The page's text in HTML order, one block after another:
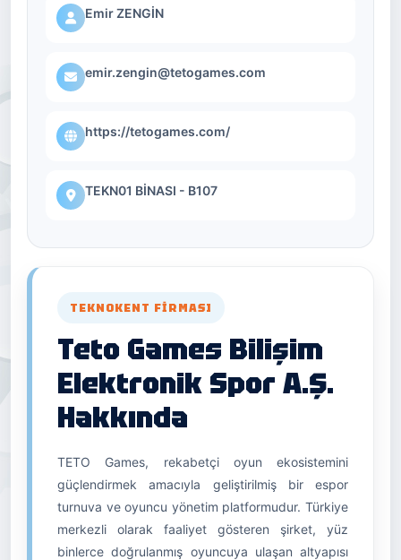
Emir ZENGİN
emir.zengin@tetogames.com
https://tetogames.com/
TEKN01 BİNASI - B107
TEKNOKENT FIRMASI
Teto Games Bilişim
Elektronik Spor A.Ş.
Hakkında
TETO Games, rekabetçi oyun ekosistemini
güçlendirmek amacıyla geliştirilmiş bir espor
turnuva ve oyuncu yönetim platformudur. Türkiye
merkezli olarak faaliyet gösteren şirket, yüz
binlerce doğrulanmış oyuncuya ulaşan altyapısı